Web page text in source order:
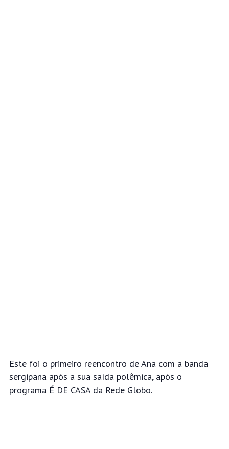
Este foi o primeiro reencontro de Ana com a banda
sergipana após a sua saída polêmica, após o
programa É DE CASA da Rede Globo.